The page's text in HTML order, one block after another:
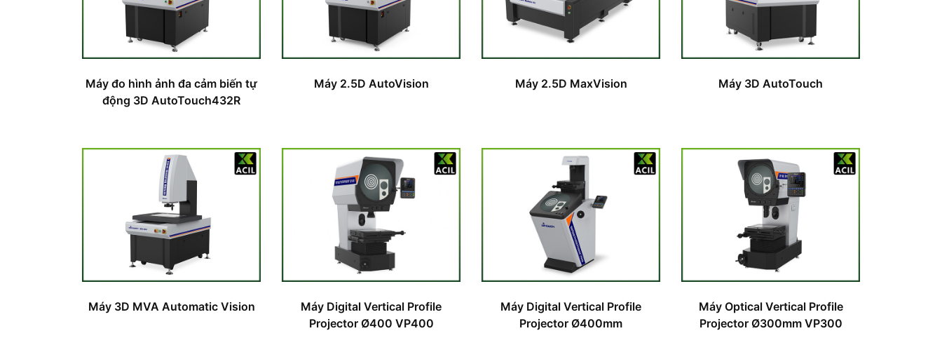
Máy đo hình ảnh đa cảm biến tự
động 3D AutoTouch432R
Máy 2.5D AutoVision Máy 2.5D MaxVision Máy 3D AutoTouch
Máy 3D MVA Automatic Vision
Máy Digital Vertical Profile
Projector Ø400 VP400
Máy Digital Vertical Profile
Projector Ø400mm
Máy Optical Vertical Profile
Projector Ø300mm VP300